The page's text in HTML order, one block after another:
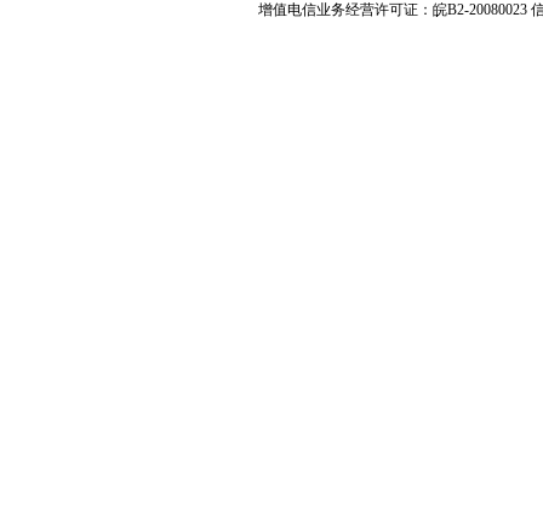
增值电信业务经营许可证：皖B2-20080023